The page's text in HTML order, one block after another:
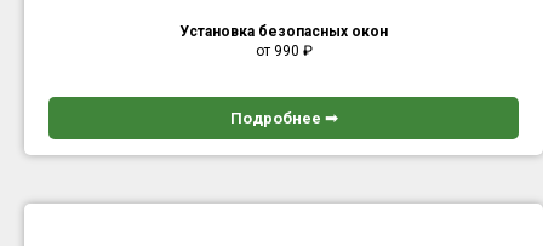
Установка безопасных окон
от 990 ₽
Подробнее ➟